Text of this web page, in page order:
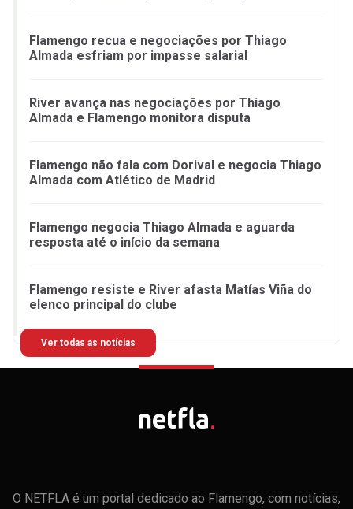
Flamengo recua e negociações por Thiago
Almada esfriam por impasse salarial
River avança nas negociações por Thiago
Almada e Flamengo monitora disputa
Flamengo não fala com Dorival e negocia Thiago
Almada com Atlético de Madrid
Flamengo negocia Thiago Almada e aguarda
resposta até o início da semana
Flamengo resiste e River afasta Matías Viña do
elenco principal do clube
Ver todas as notícias
O NETFLA é um portal dedicado ao Flamengo, com notícias,